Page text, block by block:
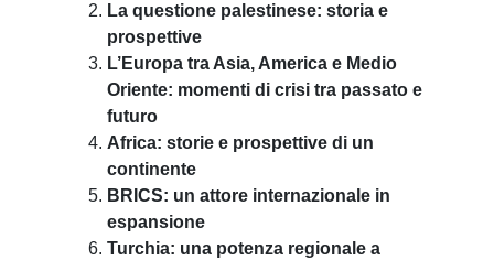
La questione palestinese: storia e
prospettive
L’Europa tra Asia, America e Medio
Oriente: momenti di crisi tra passato e
futuro
Africa: storie e prospettive di un
continente
BRICS: un attore internazionale in
espansione
Turchia: una potenza regionale a